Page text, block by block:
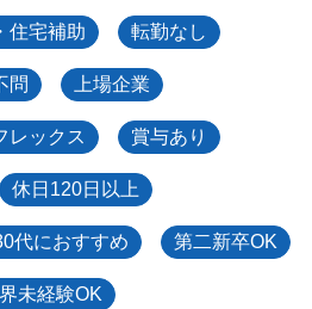
住宅補助 転勤なし
問 上場企業
レックス 賞与あり
休日120日以上
代におすすめ 第二新卒OK
未経験OK